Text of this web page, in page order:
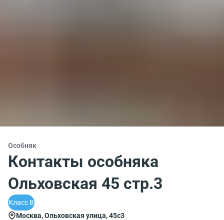
Особняк
Контакты особняка
Ольховская 45 стр.3
Класс B
Москва, Ольховская улица, 45с3